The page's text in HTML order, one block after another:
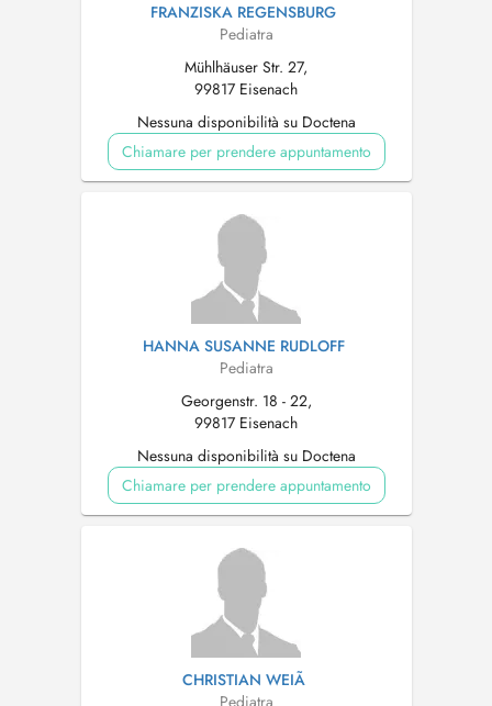
FRANZISKA REGENSBURG
Pediatra
Mühlhäuser Str. 27,
99817 Eisenach
Nessuna disponibilità su Doctena
Chiamare per prendere appuntamento
HANNA SUSANNE RUDLOFF
Pediatra
Georgenstr. 18 - 22,
99817 Eisenach
Nessuna disponibilità su Doctena
Chiamare per prendere appuntamento
CHRISTIAN WEIÃ
Pediatra